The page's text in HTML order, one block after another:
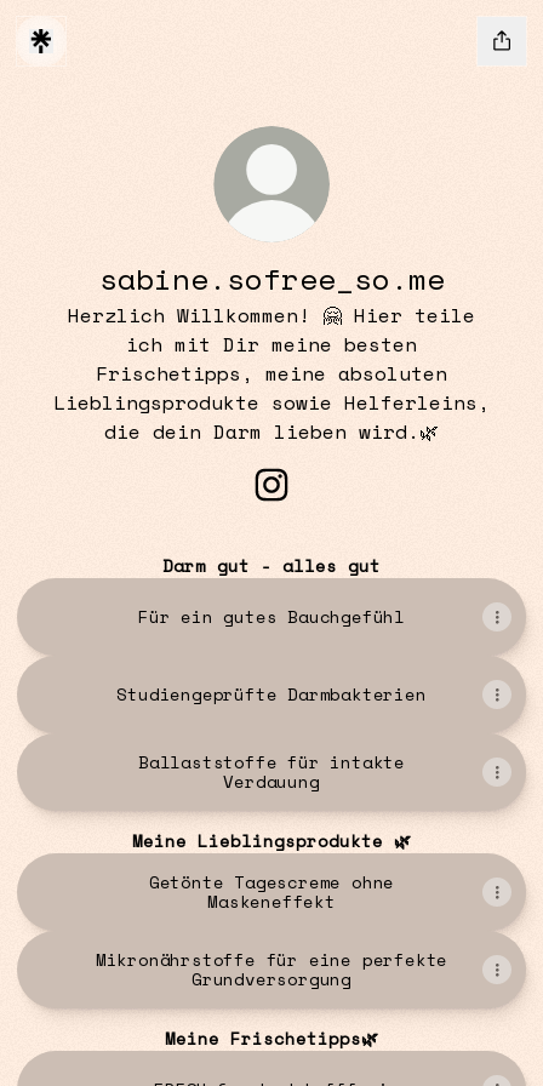
sabine.sofree_so.me
Herzlich Willkommen! 🤗 Hier teile
ich mit Dir meine besten
Frischetipps, meine absoluten
Lieblingsprodukte sowie Helferleins,
die dein Darm lieben wird.🌿
Darm gut - alles gut
Für ein gutes Bauchgefühl
Studiengeprüfte Darmbakterien
Ballaststoffe für intakte
Verdauung
Meine Lieblingsprodukte 🌿
Getönte Tagescreme ohne
Maskeneffekt
Mikronährstoffe für eine perfekte
Grundversorgung
Meine Frischetipps🌿